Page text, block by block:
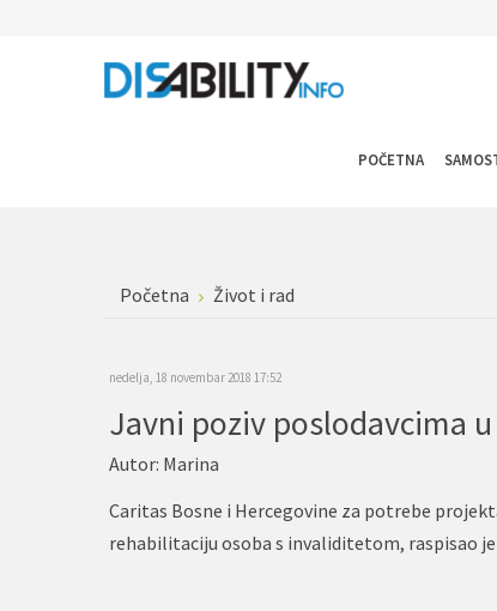
POČETNA
Početna Život i rad
nedelja, 18 novembar 2018 17:52
Autor: Marina
Caritas Bosne i Hercegovine za potrebe
rehabilitaciju osoba s invaliditetom, raspisao